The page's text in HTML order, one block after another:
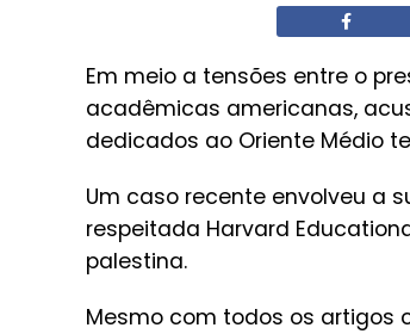
Em meio a tensões entre o
acadêmicas americanas,
dedicados ao Oriente Médio
Um caso recente envolveu a
respeitada Harvard
palestina.
Mesmo com todos os artigos